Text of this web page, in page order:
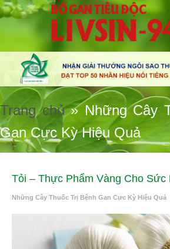
Trang chủ» Những Cây
Gan Cực Kỳ Hiệu Quả
Tỏi – Thực Phẩm Vàng Cho Sức
Những Cây Thuốc Trị Bệnh Gan Cực Kỳ Hiệu Quả